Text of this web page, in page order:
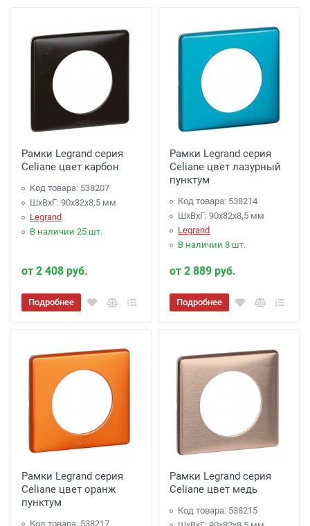
Рамки Legrand серия
Celiane цвет карбон
Код товара: 538207
ШхВхГ: 90x82x8,5 мм
Legrand
В наличии 25 шт.
от 2 408 руб.
Подробнее
Рамки Legrand серия
Celiane цвет лазурный
пунктум
Код товара: 538214
ШхВхГ: 90x82x8,5 мм
Legrand
В наличии 8 шт.
от 2 889 руб.
Подробнее
Рамки Legrand серия
Celiane цвет оранж
пунктум
Код товара: 538217
Рамки Legrand серия
Celiane цвет медь
Код товара: 538215